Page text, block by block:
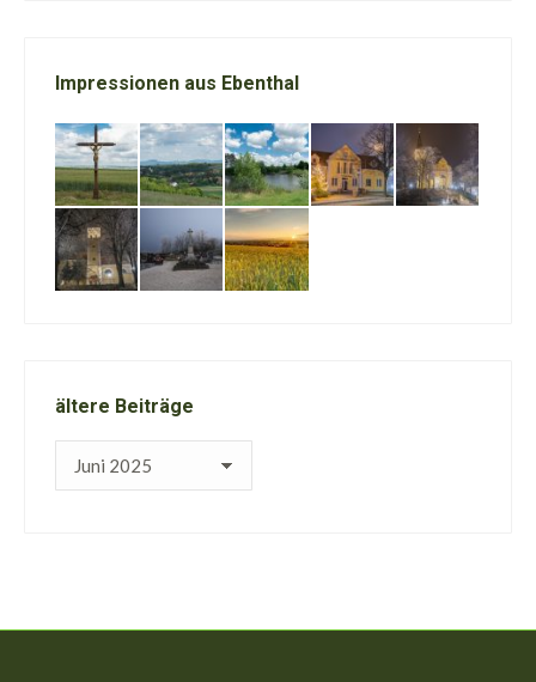
Impressionen aus Ebenthal
ältere Beiträge
ältere